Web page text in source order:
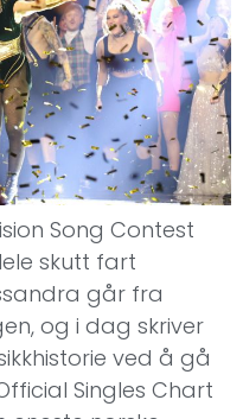
Song Contest
skutt fart
går fra
og i dag skriver
ved å gå
Singles Chart